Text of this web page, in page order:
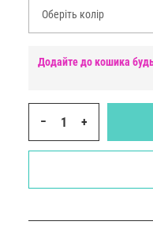
Оберіть колір
Додайте до кошика
− +